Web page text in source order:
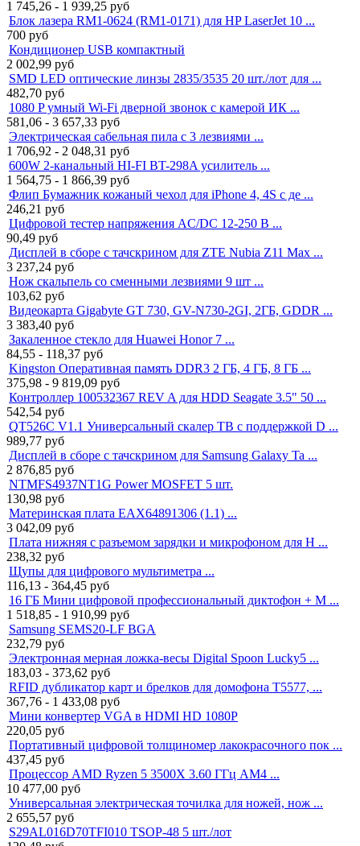
1 745,26 - 1 939,25 руб
Блок лазера RM1-0624 (RM1-0171) для HP LaserJet 10 ...
700 руб
Кондиционер USB компактный
2 002,99 руб
SMD LED оптические линзы 2835/3535 20 шт./лот для ...
482,70 руб
1080 P умный Wi-Fi дверной звонок с камерой ИК ...
581,06 - 3 657,33 руб
Электрическая сабельная пила с 3 лезвиями ...
1 706,92 - 2 048,31 руб
600W 2-канальный HI-FI BT-298A усилитель ...
1 564,75 - 1 866,39 руб
Флип Бумажник кожаный чехол для iPhone 4, 4S с де ...
246,21 руб
Цифровой тестер напряжения AC/DC 12-250 В ...
90,49 руб
Дисплей в сборе с тачскрином для ZTE Nubia Z11 Max ...
3 237,24 руб
Нож скальпель со сменными лезвиями 9 шт ...
103,62 руб
Видеокарта Gigabyte GT 730, GV-N730-2GI, 2ГБ, GDDR ...
3 383,40 руб
Закаленное стекло для Huawei Honor 7 ...
84,55 - 118,37 руб
Kingston Оперативная память DDR3 2 ГБ, 4 ГБ, 8 ГБ ...
375,98 - 9 819,09 руб
Контроллер 100532367 REV A для HDD Seagate 3.5" 50 ...
542,54 руб
QT526C V1.1 Универсальный скалер ТВ с поддержкой D ...
989,77 руб
Дисплей в сборе с тачскрином для Samsung Galaxy Ta ...
2 876,85 руб
NTMFS4937NT1G Power MOSFET 5 шт.
130,98 руб
Материнская плата EAX64891306 (1.1) ...
3 042,09 руб
Плата нижняя с разъемом зарядки и микрофоном для H ...
238,32 руб
Щупы для цифрового мультиметра ...
116,13 - 364,45 руб
16 ГБ Мини цифровой профессиональный диктофон + M ...
1 518,85 - 1 910,99 руб
Samsung SEMS20-LF BGA
232,79 руб
Электронная мерная ложка-весы Digital Spoon Lucky5 ...
183,03 - 373,62 руб
RFID дубликатор карт и брелков для домофона T5577, ...
367,76 - 1 433,08 руб
Мини конвертер VGA в HDMI HD 1080P
220,05 руб
Портативный цифровой толщиномер лакокрасочного пок ...
437,45 руб
Процессор AMD Ryzen 5 3500X 3.60 ГГц AM4 ...
10 477,00 руб
Универсальная электрическая точилка для ножей, нож ...
2 655,57 руб
S29AL016D70TFI010 TSOP-48 5 шт./лот